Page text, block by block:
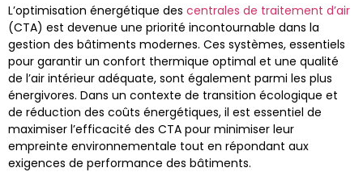
L’optimisation énergétique des centrales de traitement d’air
(CTA) est devenue une priorité incontournable dans la
gestion des bâtiments modernes. Ces systèmes, essentiels
pour garantir un confort thermique optimal et une qualité
de l’air intérieur adéquate, sont également parmi les plus
énergivores. Dans un contexte de transition écologique et
de réduction des coûts énergétiques, il est essentiel de
maximiser l’efficacité des CTA pour minimiser leur
empreinte environnementale tout en répondant aux
exigences de performance des bâtiments.